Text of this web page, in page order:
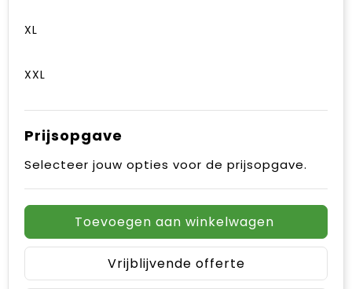
XL
XXL
Prijsopgave
Selecteer jouw opties voor de prijsopgave.
Toevoegen aan winkelwagen
Vrijblijvende offerte